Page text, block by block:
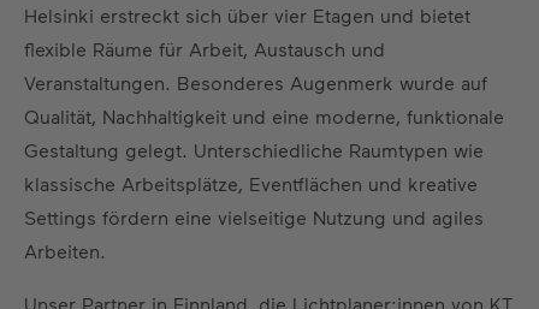
Helsinki erstreckt sich über vier Etagen und bietet
flexible Räume für Arbeit, Austausch und
Veranstaltungen. Besonderes Augenmerk wurde auf
Qualität, Nachhaltigkeit und eine moderne, funktionale
Gestaltung gelegt. Unterschiedliche Raumtypen wie
klassische Arbeitsplätze, Eventflächen und kreative
Settings fördern eine vielseitige Nutzung und agiles
Arbeiten.
Unser Partner in Finnland, die Lichtplaner:innen von KT